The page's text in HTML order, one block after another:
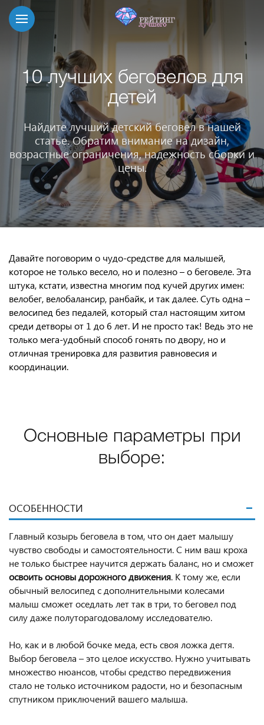
10 лучших беговелов для
детей
Найдите лучший детский беговел в нашей
статье. Обратим внимание на дизайн,
возрастные ограничения, надежность сборки и
цены.
Давайте поговорим о чудо-средстве для малышей,
которое не только весело, но и полезно – о беговеле. Эта
штука, кстати, известна многим под кучей других имен:
велобег, велобалансир, ранбайк, и так далее. Суть одна –
велосипед без педалей, который стал настоящим хитом
среди детворы от 1 до 6 лет. И не просто так! Ведь это не
только мега-удобный способ гонять по двору, но и
отличная тренировка для развития равновесия и
координации.
Основные параметры при
выборе:
ОСОБЕННОСТИ
Главный козырь беговела в том, что он дает малышу
чувство свободы и самостоятельности. С ним ваш кроха
не только быстрее научится держать баланс, но и сможет
освоить основы дорожного движения. К тому же, если
обычный велосипед с дополнительными колесами
малыш сможет оседлать лет так в три, то беговел под
силу даже полуторагодовалому исследователю.
Но, как и в любой бочке меда, есть своя ложка дегтя.
Выбор беговела – это целое искусство. Нужно учитывать
множество нюансов, чтобы средство передвижения
стало не только источником радости, но и безопасным
спутником приключений вашего малыша.